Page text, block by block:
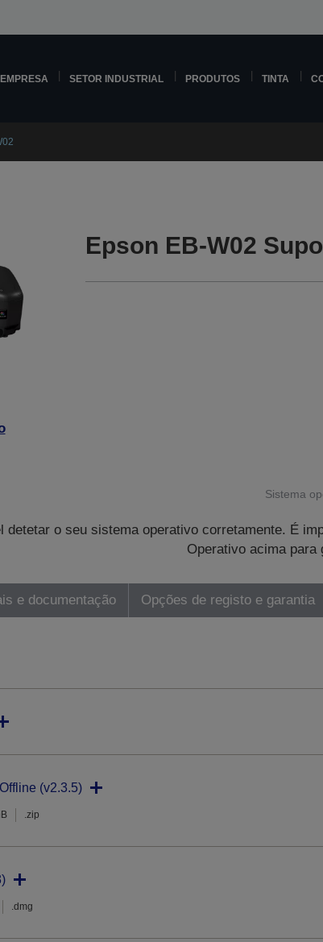
EMPRESA SETOR INDUSTRIAL PRODUTOS TINTA
Epson EB-W02
Sistema
detetar o seu sistema operativo corretamente. É
Operativo acima para
e documentação Opções de registo e garantia
(v2.3.5)
.zip
.dmg